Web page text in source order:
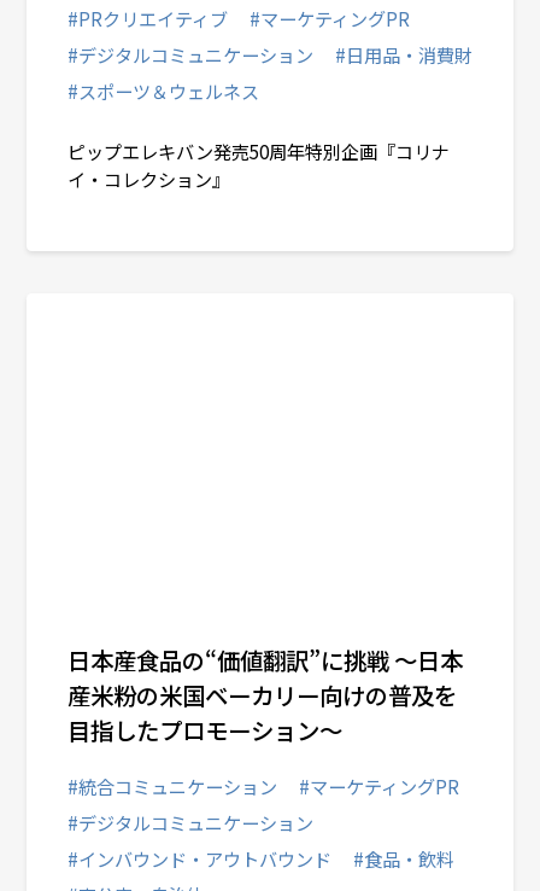
ピップエレキバン発売50周年特別企画『コリナ
イ・コレクション』
#PRクリエイティブ
#マーケティングPR
#デジタルコミュニケーション
#日用品・消費財
#スポーツ＆ウェルネス
#統合コミュニケーション
#マーケティングPR
#デジタルコミュニケーション
#インバウンド・アウトバウンド
#食品・飲料
日本産食品の“価値翻訳”に挑戦 ～日本
産米粉の米国ベーカリー向けの普及を
目指したプロモーション～